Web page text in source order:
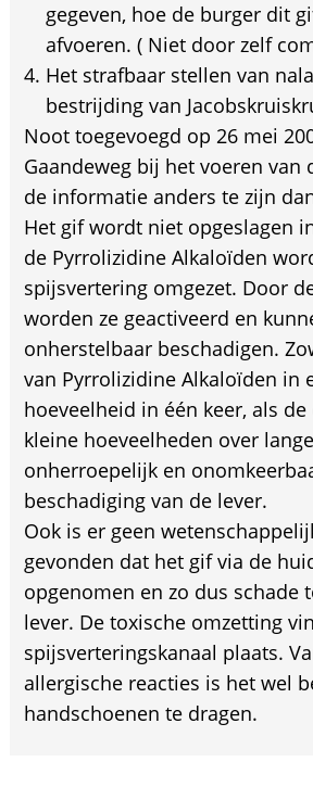
gegeven, hoe de burger dit
afvoeren. ( Niet door zelf
Het strafbaar stellen van
bestrijding van
Noot toegevoegd op 26 mei
Gaandeweg bij het voeren van
de informatie anders te zijn
Het gif wordt niet opgeslagen
de Pyrrolizidine Alkaloïden
spijsvertering omgezet. Door
worden ze geactiveerd en
onherstelbaar beschadigen.
van Pyrrolizidine Alkaloïden in
hoeveelheid in één keer, als
kleine hoeveelheden over
onherroepelijk en
beschadiging van de lever.
Ook is er geen
gevonden dat het gif via de
opgenomen en zo dus schade
lever. De toxische omzetting
spijsverteringskanaal plaats.
allergische reacties is het wel
handschoenen te dragen.